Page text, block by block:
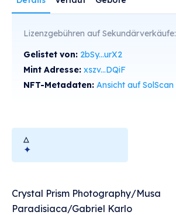
Lizenzgebühren auf Sekundärverkäufe:
Gelistet von: 2bSy...urX2
Mint Adresse: xszv...DQiF
NFT-Metadaten: Ansicht auf SolScan
△
✦
Crystal Prism Photography/Musa
Paradisiaca/Gabriel Karlo